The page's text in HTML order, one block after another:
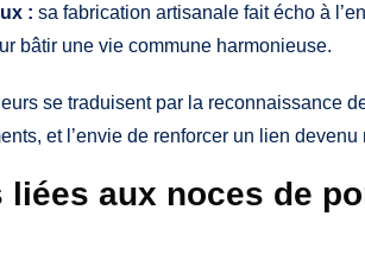
: sa fabrication artisanale fait écho à
bâtir une vie commune harmonieuse.
se traduisent par la reconnaissance
et l’envie de renforcer un lien devenu
aux noces de